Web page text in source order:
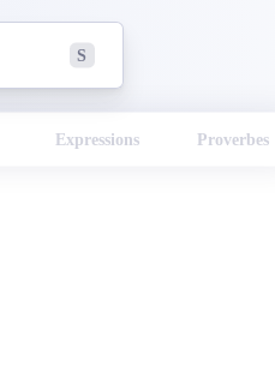
S
Expressions Proverbes